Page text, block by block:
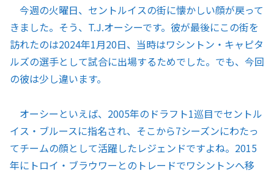
今週の火曜日、セントルイスの街に懐かしい顔が戻って
きました。そう、T.J.オーシーです。彼が最後にこの街を
訪れたのは2024年1月20日、当時はワシントン・キャピタ
ルズの選手として試合に出場するためでした。でも、今回
の彼は少し違います。
オーシーといえば、2005年のドラフト1巡目でセントル
イス・ブルースに指名され、そこから7シーズンにわたっ
てチームの顔として活躍したレジェンドですよね。2015
年にトロイ・ブラウワーとのトレードでワシントンへ移